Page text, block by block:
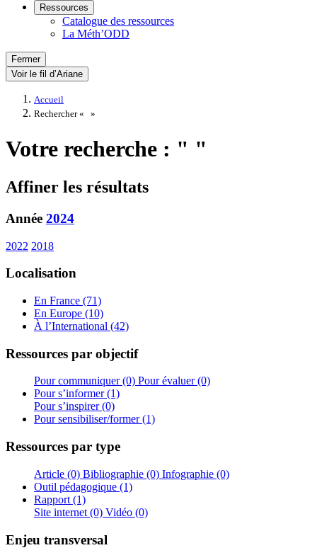
Ressources
Catalogue des ressources
La Méth’ODD
Fermer
Voir le fil d’Ariane
Accueil
Rechercher «
»
Votre recherche : " "
Affiner les résultats
Année 2024
2022 2018
Localisation
En France (71)
En Europe (10)
À l’International (42)
Ressources par objectif
Pour communiquer (0) Pour évaluer (0)
Pour s’informer (1)
Pour s’inspirer (0)
Pour sensibiliser/former (1)
Ressources par type
Article (0) Bibliographie (0) Infographie (0)
Outil pédagogique (1)
Rapport (1)
Site internet (0) Vidéo (0)
Enjeu transversal